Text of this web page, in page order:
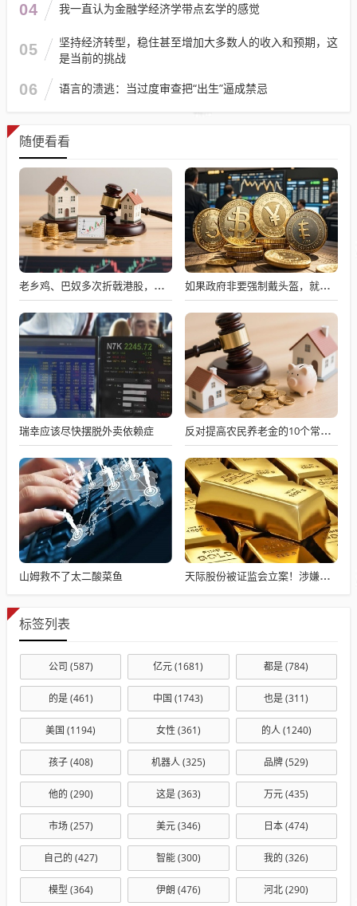
04 我一直认为金融学经济学带点玄学的感觉
05
坚持经济转型，稳住甚至增加大多数人的收入和预期，这
是当前的挑战
06 语言的溃逃：当过度审查把“出生”逼成禁忌
随便看看
老乡鸡、巴奴多次折戟港股，餐饮上市变难了吗？ 如果政府非要强制戴头盔，就得先让电动自行车有个放头盔的地方
瑞幸应该尽快摆脱外卖依赖症 反对提高农民养老金的10个常见借口——别再用套话敷衍
山姆救不了太二酸菜鱼 天际股份被证监会立案！涉嫌信披违规 公司还“自曝”一笔3000万元对外资助款已到期
标签列表
公司 (587) 亿元(1681) 都是(784)
的是(461) 中国 (1743) 也是(311)
美国 (1194) 女性 (361) 的人(1240)
孩子(408) 机器人(325) 品牌(529)
他的 (290) 这是(363) 万元(435)
市场(257) 美元(346) 日本(474)
自己的 (427) 智能(300) 我的 (326)
模型 (364) 伊朗 (476) 河北(290)